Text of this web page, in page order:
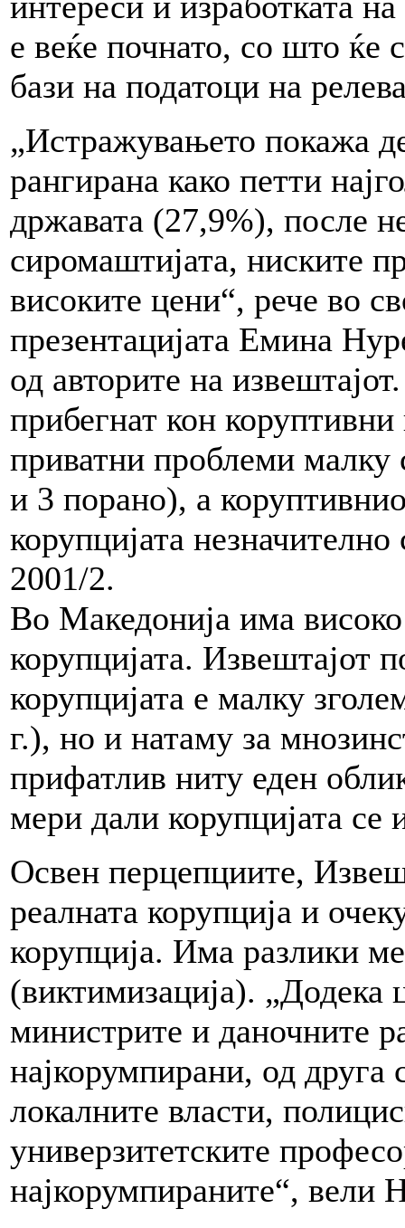
е веќе почнато, со што ќе
бази на податоци на
„Истражувањето покажа
рангирана како петти
државата (27,9%), после
сиромаштијата, ниските
високите цени“, рече во
презентацијата Емина
од авторите на
прибегнат кон
приватни проблеми
и 3 порано), а
корупцијата
2001/2.
Во Македонија има
корупцијата. Извештајот
корупцијата е малку
г.), но и натаму за
прифатлив ниту еден
мери дали корупцијата се
Освен перцепциите,
реалната корупција и
корупција. Има разлики
(виктимизација). „Додека
министрите и даночните
најкорумпирани, од друга
локалните власти,
универзитетските
најкорумпираните“, вели